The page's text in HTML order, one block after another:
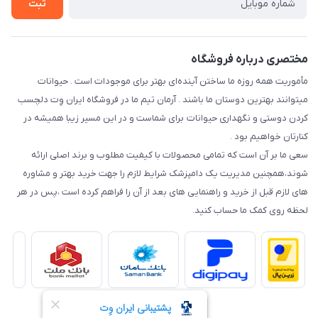
ثبت
مختصری درباره فروشگاه
مأموریت همه روزه ما ساختن آینده‌ای بهتر برای موجودات است . حیوانات
میتوانند بهترین دوستان ما باشند . آرمان تیم ما در فروشگاه ایران وِت دلچسب
کردن دوستی و نگهداری حیوانات برای شماست و در این مسیر زیبا همیشه در
کنارتان خواهیم بود .
سعی ما بر آن است که تمامی محصولات با کیفیت مطلوب و برند اصلی ارائه
شوند،همچنین مدیریت یک دامپزشک شرایط لازم را جهت خرید بهتر و مشاوره
های لازم قبل از خرید و راهنمایی های بعد از آن را فراهم کرده است ،پس در هر
لحظه روی کمک ما حساب کنید.